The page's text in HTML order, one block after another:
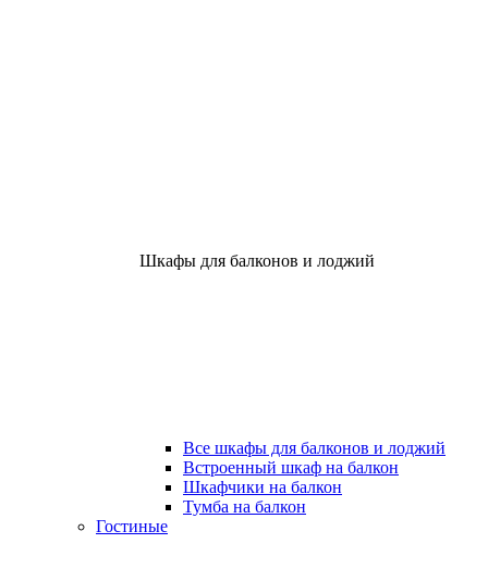
Шкафы для балконов и лоджий
Все шкафы для балконов и лоджий
Встроенный шкаф на балкон
Шкафчики на балкон
Тумба на балкон
Гостиные